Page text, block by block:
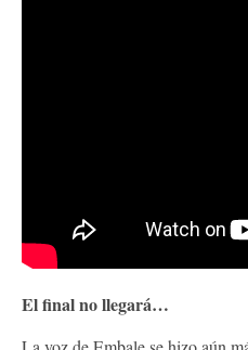
El final no llegará…